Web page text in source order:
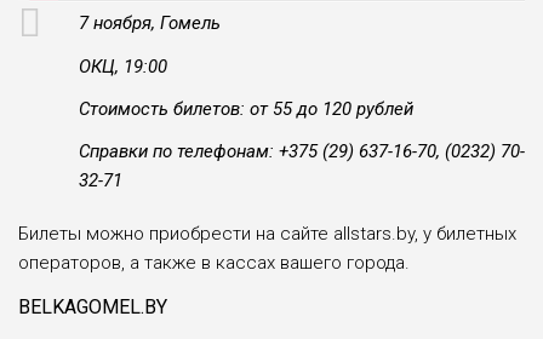
7 ноября, Гомель
ОКЦ, 19:00
Стоимость билетов: от 55 до 120 рублей
Справки по телефонам: +375 (29) 637-16-70, (0232) 70-
32-71
Билеты можно приобрести на сайте allstars.by, у билетных
операторов, а также в кассах вашего города.
BELKAGOMEL.BY